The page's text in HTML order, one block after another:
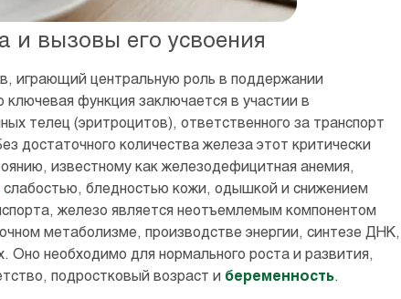
и вызовы его усвоения
играющий центральную роль в поддержании
ключевая функция заключается в участии в
телец (эритроцитов), ответственного за транспорт
достаточного количества железа этот критически
известному как железодефицитная анемия,
слабостью, бледностью кожи, одышкой и снижением
железо является неотъемлемым компонентом
метаболизме, производстве энергии, синтезе ДНК,
Оно необходимо для нормального роста и развития,
подростковый возраст и беременность.